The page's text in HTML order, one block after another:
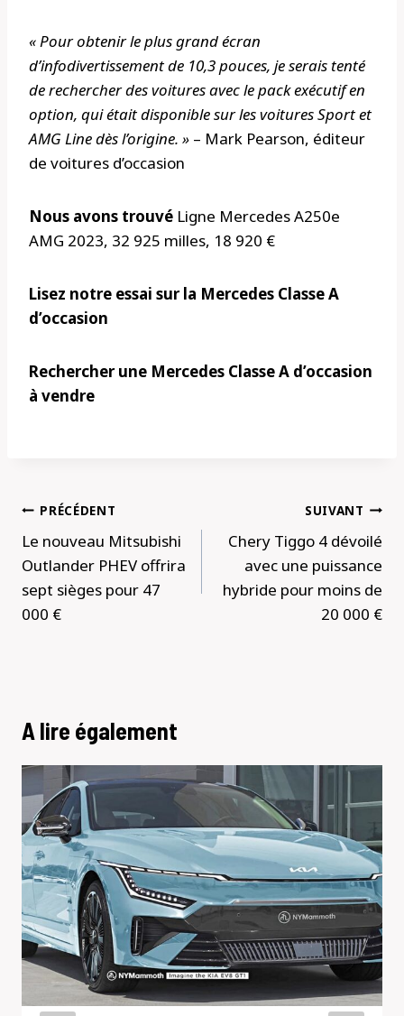
« Pour obtenir le plus grand écran
d’infodivertissement de 10,3 pouces, je serais tenté
de rechercher des voitures avec le pack exécutif en
option, qui était disponible sur les voitures Sport et
AMG Line dès l’origine. » – Mark Pearson, éditeur
de voitures d’occasion
Nous avons trouvé Ligne Mercedes A250e
AMG 2023, 32 925 milles, 18 920 €
Lisez notre essai sur la Mercedes Classe A
d’occasion
Rechercher une Mercedes Classe A d’occasion
à vendre
Navigation
de
l’article
PRÉCÉDENT
Le nouveau Mitsubishi
Outlander PHEV offrira
sept sièges pour 47
000 €
SUIVANT
Chery Tiggo 4 dévoilé
avec une puissance
hybride pour moins de
20 000 €
A lire également